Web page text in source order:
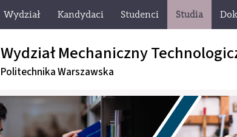
Wydział Kandydaci Studenci Studia
Wydział Mechaniczny
Politechnika Warszawska